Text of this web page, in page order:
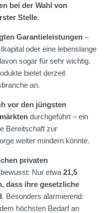
bei der Wahl von
Stelle.
Garantieleistungen –
oder eine lebenslange
sogar für sehr wichtig.
bietet derzeit
an.
vor den jüngsten
durchgeführt – ein
Bereitschaft zur
weiter mindern könnte.
privaten
Nur etwa 21,5
dass ihre gesetzliche
. Besonders alarmierend:
höchsten Bedarf an